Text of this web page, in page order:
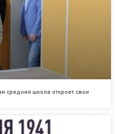
средняя школа откроет свои